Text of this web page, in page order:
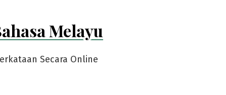
Melayu
Secara Online